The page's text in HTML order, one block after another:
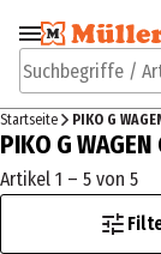
Zur
springen
Suchbegriffe /
Startseite PIKO G
PIKO G WAGEN
Artikel 1 – 5 von 5